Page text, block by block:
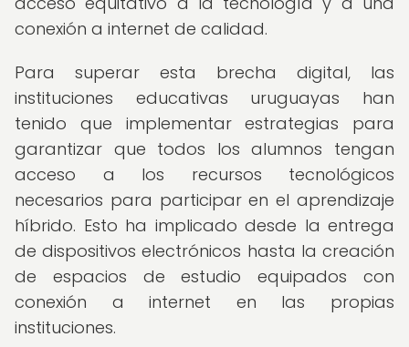
conexión a internet de calidad.
Para superar esta brecha digital, las
instituciones educativas uruguayas han
tenido que implementar estrategias para
garantizar que todos los alumnos tengan
acceso a los recursos tecnológicos
necesarios para participar en el aprendizaje
híbrido. Esto ha implicado desde la entrega
de dispositivos electrónicos hasta la creación
de espacios de estudio equipados con
conexión a internet en las propias
instituciones.